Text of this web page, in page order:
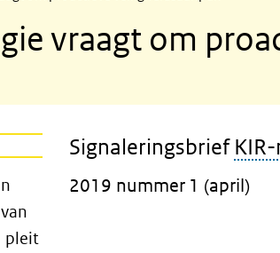
vraagt om
pleit
Signaleringsbrief
2019 nummer 1 (april)